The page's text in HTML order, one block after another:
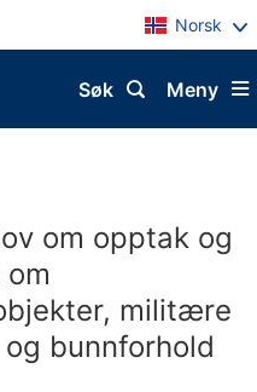
Norsk
Meny
Søk
om opptak og
militære
bunnforhold